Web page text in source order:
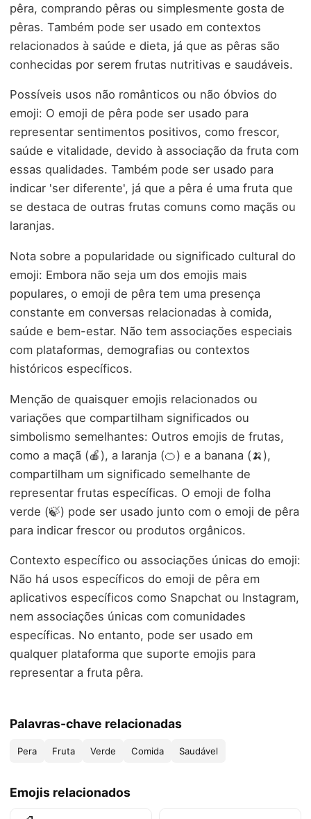
pêra, comprando pêras ou simplesmente gosta de
pêras. Também pode ser usado em contextos
relacionados à saúde e dieta, já que as pêras são
conhecidas por serem frutas nutritivas e saudáveis.
Possíveis usos não românticos ou não óbvios do
emoji: O emoji de pêra pode ser usado para
representar sentimentos positivos, como frescor,
saúde e vitalidade, devido à associação da fruta com
essas qualidades. Também pode ser usado para
indicar 'ser diferente', já que a pêra é uma fruta que
se destaca de outras frutas comuns como maçãs ou
laranjas.
Nota sobre a popularidade ou significado cultural do
emoji: Embora não seja um dos emojis mais
populares, o emoji de pêra tem uma presença
constante em conversas relacionadas à comida,
saúde e bem-estar. Não tem associações especiais
com plataformas, demografias ou contextos
históricos específicos.
Menção de quaisquer emojis relacionados ou
variações que compartilham significados ou
simbolismo semelhantes: Outros emojis de frutas,
como a maçã (🍎), a laranja (🍊) e a banana (🍌),
compartilham um significado semelhante de
representar frutas específicas. O emoji de folha
verde (🍃) pode ser usado junto com o emoji de pêra
para indicar frescor ou produtos orgânicos.
Contexto específico ou associações únicas do emoji:
Não há usos específicos do emoji de pêra em
aplicativos específicos como Snapchat ou Instagram,
nem associações únicas com comunidades
específicas. No entanto, pode ser usado em
qualquer plataforma que suporte emojis para
representar a fruta pêra.
Palavras-chave relacionadas
Pera Fruta Verde Comida Saudável
Emojis relacionados